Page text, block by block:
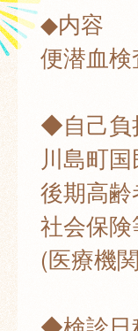
◆内容
便潜血
◆自己負
川島町
後期高
社会保
(医療機